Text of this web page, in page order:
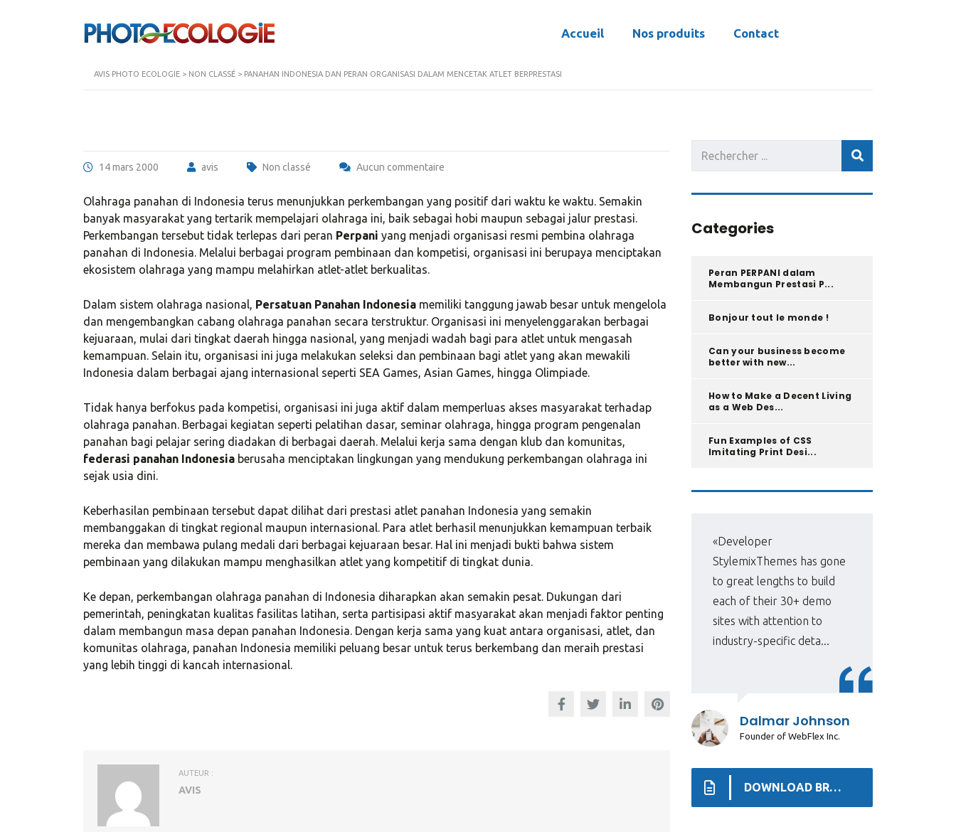
Accueil Nos produits Contact
AVIS PHOTO ECOLOGIE > NON CLASSÉ > PANAHAN INDONESIA DAN PERAN ORGANISASI DALAM MENCETAK ATLET BERPRESTASI
14 mars 2000 avis Non classé Aucun commentaire
Olahraga panahan di Indonesia terus menunjukkan perkembangan yang positif dari waktu ke waktu. Semakin
banyak masyarakat yang tertarik mempelajari olahraga ini, baik sebagai hobi maupun sebagai jalur prestasi.
Perkembangan tersebut tidak terlepas dari peran Perpani yang menjadi organisasi resmi pembina olahraga
panahan di Indonesia. Melalui berbagai program pembinaan dan kompetisi, organisasi ini berupaya menciptakan
ekosistem olahraga yang mampu melahirkan atlet-atlet berkualitas.
Dalam sistem olahraga nasional, Persatuan Panahan Indonesia memiliki tanggung jawab besar untuk mengelola
dan mengembangkan cabang olahraga panahan secara terstruktur. Organisasi ini menyelenggarakan berbagai
kejuaraan, mulai dari tingkat daerah hingga nasional, yang menjadi wadah bagi para atlet untuk mengasah
kemampuan. Selain itu, organisasi ini juga melakukan seleksi dan pembinaan bagi atlet yang akan mewakili
Indonesia dalam berbagai ajang internasional seperti SEA Games, Asian Games, hingga Olimpiade.
Tidak hanya berfokus pada kompetisi, organisasi ini juga aktif dalam memperluas akses masyarakat terhadap
olahraga panahan. Berbagai kegiatan seperti pelatihan dasar, seminar olahraga, hingga program pengenalan
panahan bagi pelajar sering diadakan di berbagai daerah. Melalui kerja sama dengan klub dan komunitas,
federasi panahan Indonesia berusaha menciptakan lingkungan yang mendukung perkembangan olahraga ini
sejak usia dini.
Keberhasilan pembinaan tersebut dapat dilihat dari prestasi atlet panahan Indonesia yang semakin
membanggakan di tingkat regional maupun internasional. Para atlet berhasil menunjukkan kemampuan terbaik
mereka dan membawa pulang medali dari berbagai kejuaraan besar. Hal ini menjadi bukti bahwa sistem
pembinaan yang dilakukan mampu menghasilkan atlet yang kompetitif di tingkat dunia.
Ke depan, perkembangan olahraga panahan di Indonesia diharapkan akan semakin pesat. Dukungan dari
pemerintah, peningkatan kualitas fasilitas latihan, serta partisipasi aktif masyarakat akan menjadi faktor penting
dalam membangun masa depan panahan Indonesia. Dengan kerja sama yang kuat antara organisasi, atlet, dan
komunitas olahraga, panahan Indonesia memiliki peluang besar untuk terus berkembang dan meraih prestasi
yang lebih tinggi di kancah internasional.
AUTEUR :
AVIS
Categories
Peran PERPANI dalam
Membangun Prestasi P...
Bonjour tout le monde !
Can your business become
better with new...
How to Make a Decent Living
as a Web Des...
Fun Examples of CSS
Imitating Print Desi...
«Prior to joining Consulting
WP, Bianca ran a project
firm in the U.S. and worked
in consulting and
investment...
«Consulting WordPress
Theme is the way to go for
take pride in being a
transparent and
perfection orien...
«Developer
StylemixThemes has gone
to great lengths to build
each of their 30+ demo
sites with attention to
industry-specific deta...
Dalmar Johnson
Founder of WebFlex Inc.
DOWNLOAD BROCHURE